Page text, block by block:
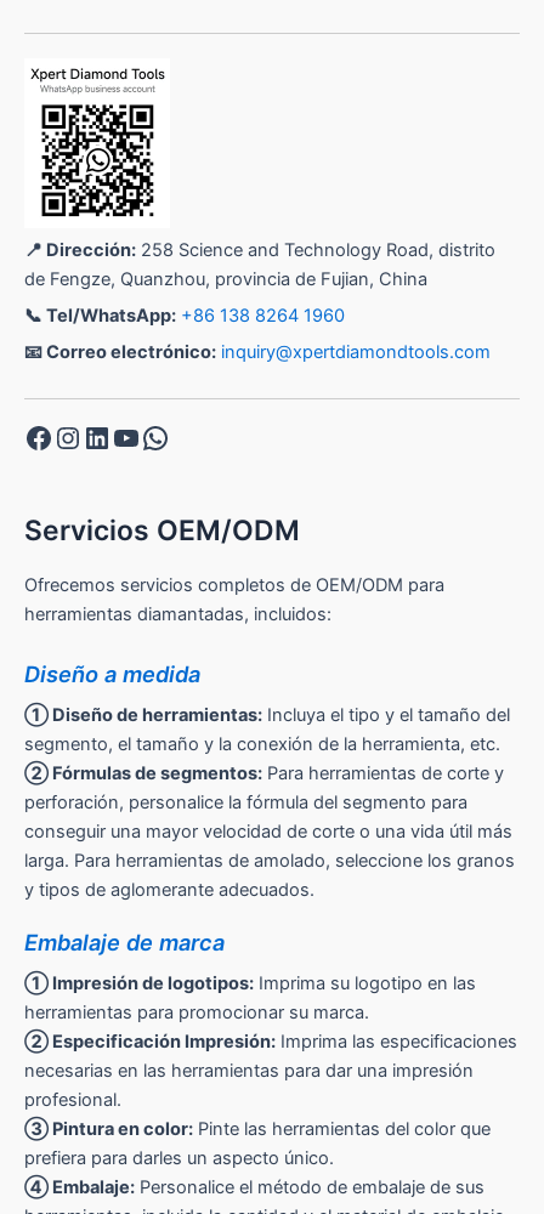
📍 Dirección: 258 Science and Technology Road, distrito
de Fengze, Quanzhou, provincia de Fujian, China
📞 Tel/WhatsApp: +86 138 8264 1960
📧 Correo electrónico: inquiry@xpertdiamondtools.com
Facebook
Instagram
LinkedIn
YouTube
WhatsApp
Servicios OEM/ODM
Ofrecemos servicios completos de OEM/ODM para
herramientas diamantadas, incluidos:
Diseño a medida
① Diseño de herramientas: Incluya el tipo y el tamaño del
segmento, el tamaño y la conexión de la herramienta, etc.
② Fórmulas de segmentos: Para herramientas de corte y
perforación, personalice la fórmula del segmento para
conseguir una mayor velocidad de corte o una vida útil más
larga. Para herramientas de amolado, seleccione los granos
y tipos de aglomerante adecuados.
Embalaje de marca
① Impresión de logotipos: Imprima su logotipo en las
herramientas para promocionar su marca.
② Especificación Impresión: Imprima las especificaciones
necesarias en las herramientas para dar una impresión
profesional.
③ Pintura en color: Pinte las herramientas del color que
prefiera para darles un aspecto único.
④ Embalaje: Personalice el método de embalaje de sus